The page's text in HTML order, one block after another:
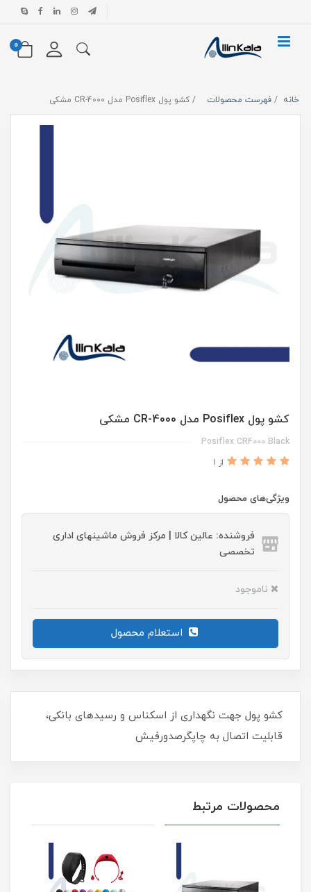
0
خانه فهرست محصولات کشو پول Posiflex مدل CR-4000 مشکی
کشو پول Posiflex مدل CR-4000 مشکی
Posiflex CR4000 Black
از 1
ویژگی‌های محصول
فروشنده: عالین کالا | مرکز فروش ماشینهای اداری
تخصصی
ناموجود
کشو پول جهت نگهداری از اسکناس و رسیدهای بانکی،
قابلیت اتصال به چاپگرصدورفیش
محصولات مرتبط